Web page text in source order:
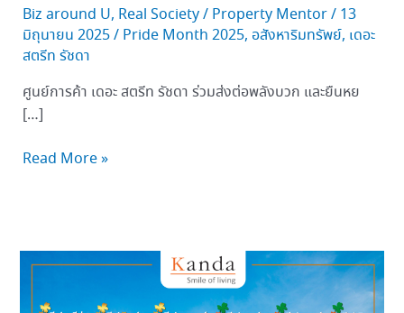
Biz around U, Real Society/ Property Mentor/ 13
มิถุนายน 2025/ Pride Month 2025, อสังหาริมทรัพย์, เดอะ
สตรีท รัชดา
ศูนย์การค้า เดอะ สตรีท รัชดา ร่วมส่งต่อพลังบวก และยืนหย
[…]
Read More »